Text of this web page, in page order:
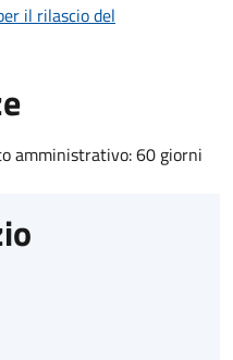
il rilascio del
amministrativo: 60 giorni